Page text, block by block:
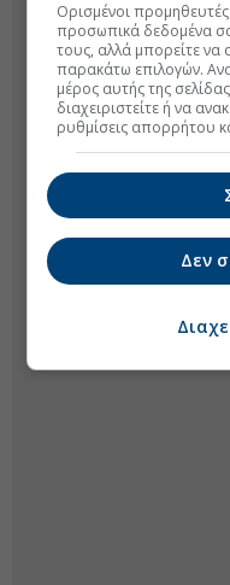
Ορισμένοι
προσωπικά δεδομένα
τους, αλλά μπορείτε να
παρακάτω επιλογών.
μέρος αυτής της
διαχειριστείτε ή να
ρυθμίσεις απορρήτου
Δεν